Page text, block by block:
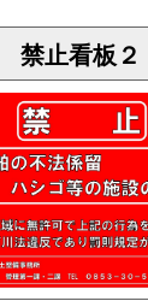
禁止看板２